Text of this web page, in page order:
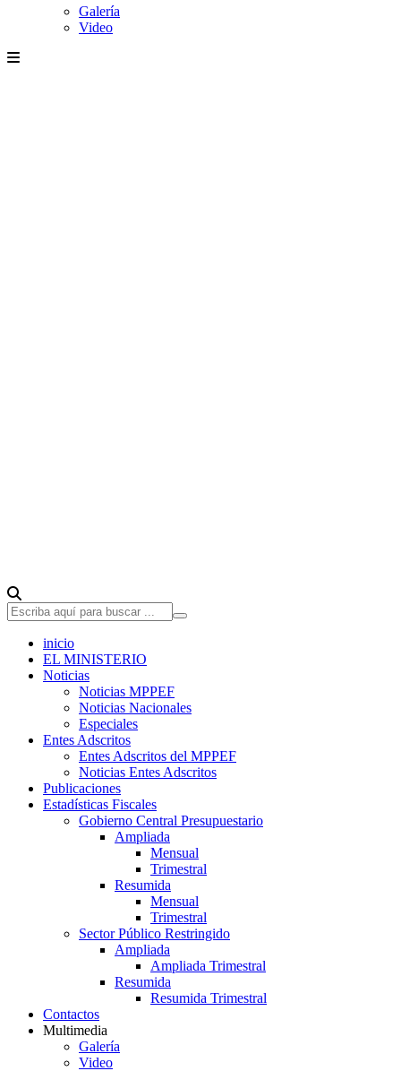
Galería
Video
inicio
EL MINISTERIO
Noticias
Noticias MPPEF
Noticias Nacionales
Especiales
Entes Adscritos
Entes Adscritos del MPPEF
Noticias Entes Adscritos
Publicaciones
Estadísticas Fiscales
Gobierno Central Presupuestario
Ampliada
Mensual
Trimestral
Resumida
Mensual
Trimestral
Sector Público Restringido
Ampliada
Ampliada Trimestral
Resumida
Resumida Trimestral
Contactos
Multimedia
Galería
Video